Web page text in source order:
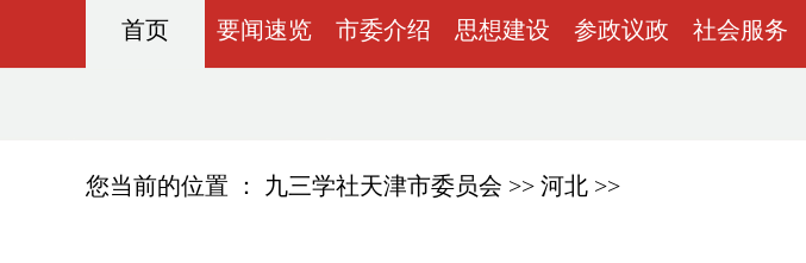
首页 要闻速览 市委介绍 思想建设 参政议政 社会服务
您当前的位置 ： 九三学社天津市委员会 >> 河北 >>